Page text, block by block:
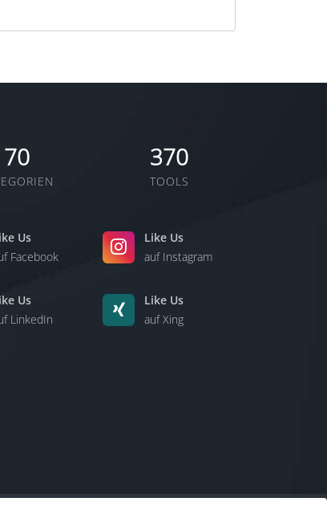
70 370
TOOLS
Us
Facebook
Like Us
auf Instagram
Us
LinkedIn
Like Us
auf Xing